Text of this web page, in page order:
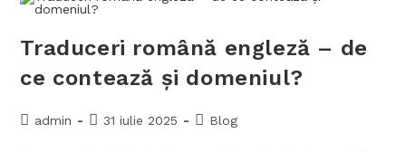
Traduceri română engleză – de
ce contează și domeniul?
admin 31 iulie 2025 Blog